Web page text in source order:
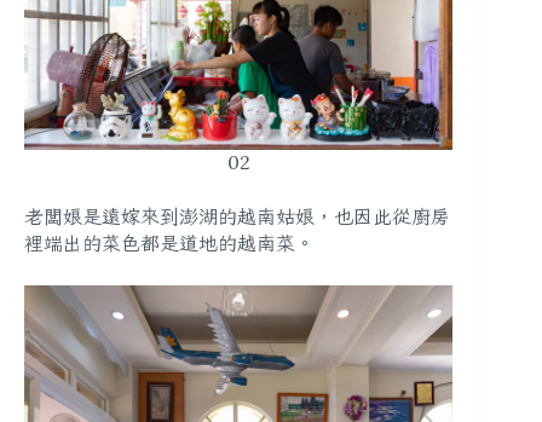
02
老闆娘是遠嫁來到澎湖的越南姑娘，也因此從廚房
裡端出的菜色都是道地的越南菜。